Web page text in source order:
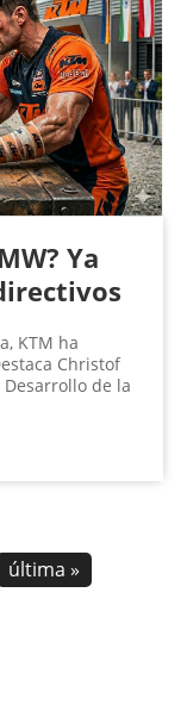
Ya
KTM ha
Christof
de la
última »